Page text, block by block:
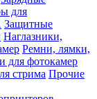
для
Защитные
Наглазники,
Ремни, лямки,
для фотокамер
стрима Прочие